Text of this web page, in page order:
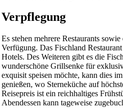
Verpflegung
Es stehen mehrere Restaurants
Verfügung. Das Fischland
Hotels. Des Weiteren gibt es die
wunderschöne Grillsenke für
exquisit speisen möchte, kann dies
genießen, wo Sterneküche auf
Reisepreis ist ein reichhaltiges
Abendessen kann tageweise